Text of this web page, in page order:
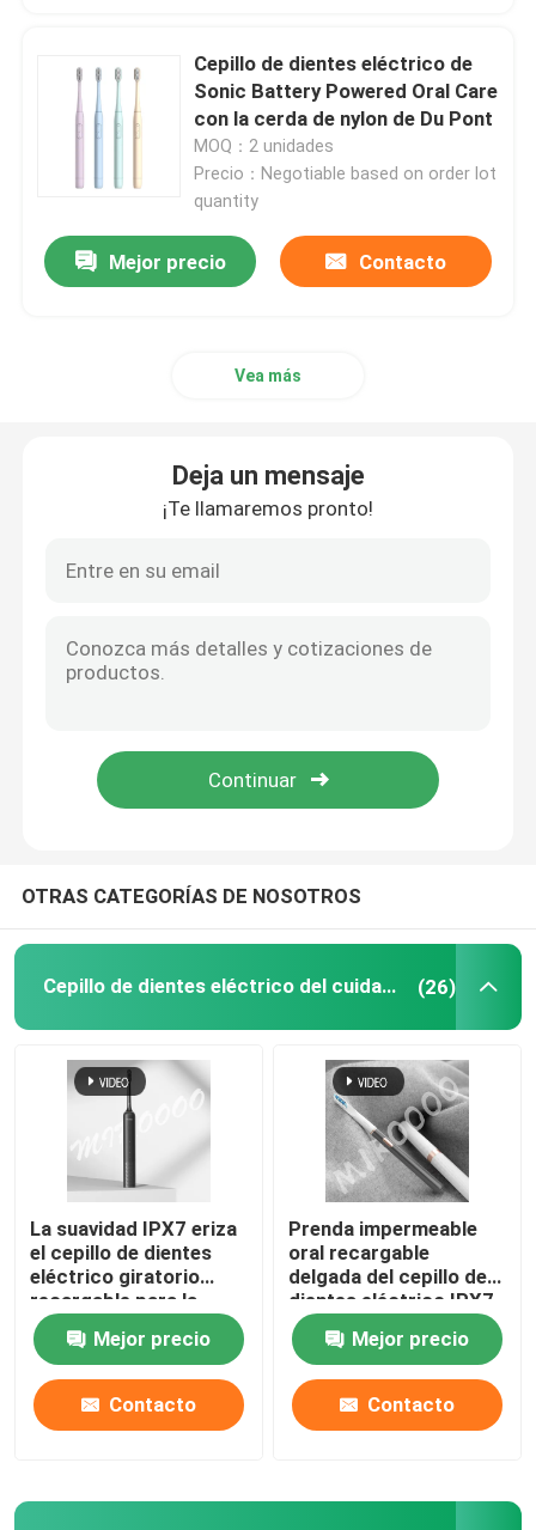
cepillo de dientes eléctrico recargable
Cepillo de dientes eléctrico adulto
Cepillo de dientes eléctrico de los niños
Sonic Electric Toothbrush
Cepillo de dientes eléctrico elegante
Cepillo de dientes eléctrico de
Sonic Battery Powered Oral Care
con la cerda de nylon de Du Pont
MOQ：2 unidades
Precio：Negotiable based on order lot
quantity
Mejor precio Contacto
Vea más
Deja un mensaje
¡Te llamaremos pronto!
OTRAS CATEGORÍAS DE NOSOTROS
Cepillo de dientes eléctrico del cuidado oral (26)
La suavidad IPX7 eriza
el cepillo de dientes
eléctrico giratorio
recargable para la
protección de la goma
Mejor precio
Contacto
Prenda impermeable
oral recargable
delgada del cepillo de
dientes eléctrico IPX7
del cuidado con 3
modos Mejor precio
Contacto